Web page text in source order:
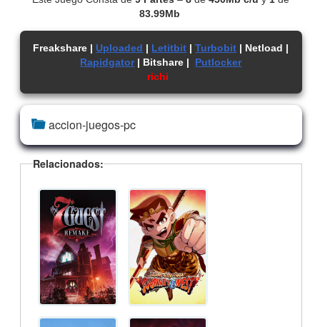
83.99Mb
Freakshare |Uploaded | Letitbit |Turbobit | Netload |
Rapidgator| Bitshare | Putlocker
richi
accion-juegos-pc
Relacionados: